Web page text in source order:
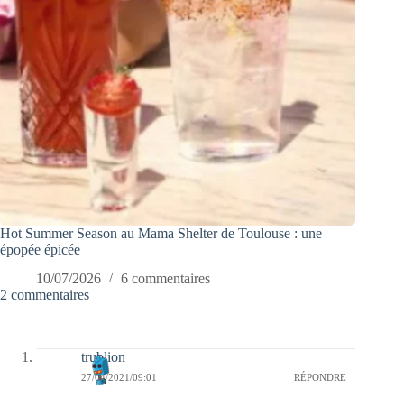
Hot Summer Season au Mama Shelter de Toulouse : une
épopée épicée
10/07/2026
6 commentaires
2 commentaires
trublion
27/04/2021/09:01 RÉPONDRE